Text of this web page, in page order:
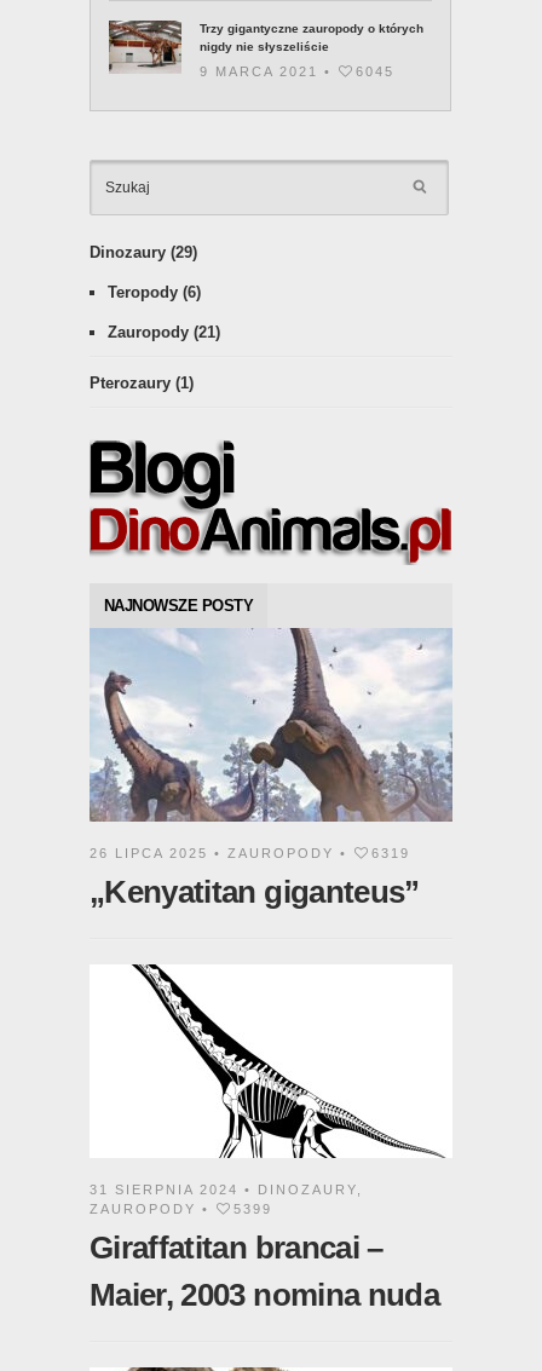
Trzy gigantyczne zauropody o których
nigdy nie słyszeliście
9 MARCA 2021 • 6045
Dinozaury (29)
Teropody (6)
Zauropody (21)
Pterozaury (1)
NAJNOWSZE POSTY
26 LIPCA 2025 • ZAUROPODY • 6319
„Kenyatitan giganteus”
31 SIERPNIA 2024 • DINOZAURY
ZAUROPODY • 5399
Giraffatitan brancai –
Maier, 2003 nomina nuda